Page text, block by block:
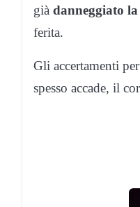
già danneggiato
ferita.
Gli accertamenti
spesso accade, il